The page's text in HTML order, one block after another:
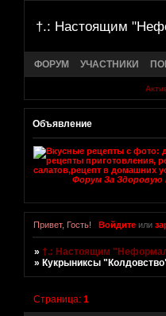
†.: Настоящим
ФОРУМ УЧАСТНИКИ
Объявление
Форум За
Привет, Гость! Войдитеили
»†.: Настоящим
» Кукрыниксы
Страница:1